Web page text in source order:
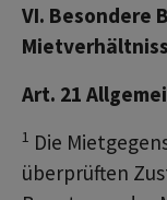
VI. Besondere
Art. 21
1 Die
überprüften